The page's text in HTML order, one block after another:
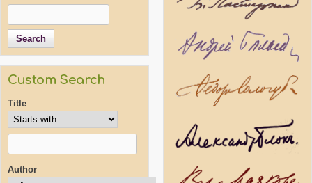
Custom Search
Title
Author